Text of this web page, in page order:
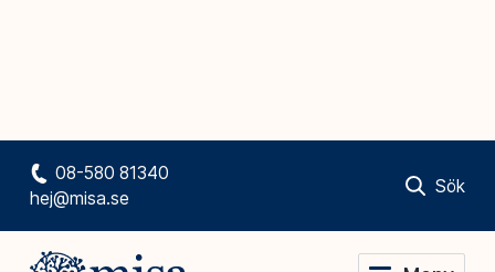
08-580 81340
hej@misa.se
Sök